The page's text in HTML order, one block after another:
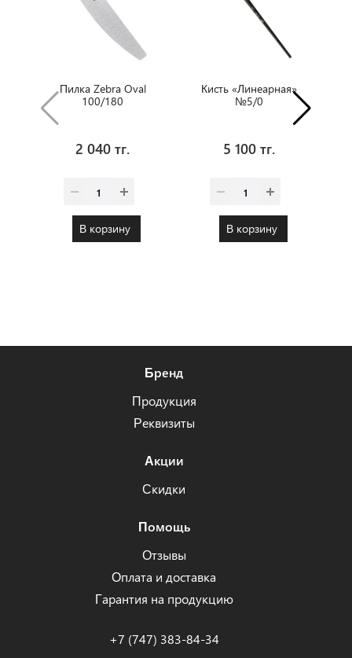
Пилка Zebra Oval
100/180
2 040 тг.
В корзину
Кисть «Линеарная»
№5/0
5 100 тг.
В корзину
Бренд
Продукция
Реквизиты
Акции
Скидки
Помощь
Отзывы
Оплата и доставка
Гарантия на продукцию
+7 (747) 383-84-34